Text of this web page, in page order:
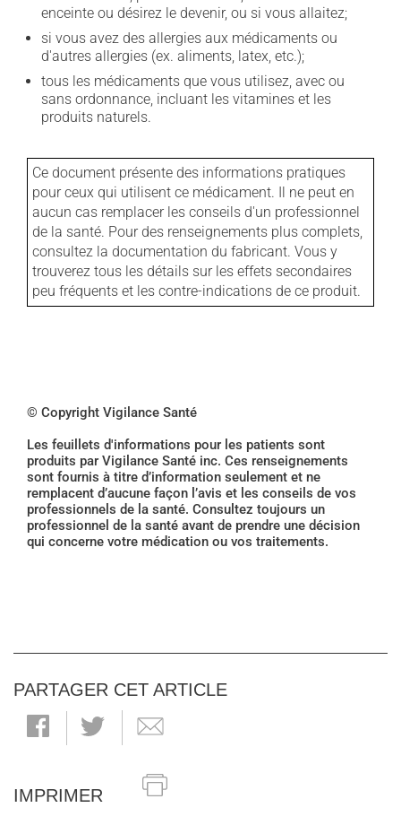
enceinte ou désirez le devenir, ou si vous allaitez;
si vous avez des allergies aux médicaments ou
d'autres allergies (ex. aliments, latex, etc.);
tous les médicaments que vous utilisez, avec ou
sans ordonnance, incluant les vitamines et les
produits naturels.
Ce document présente des informations pratiques
pour ceux qui utilisent ce médicament. Il ne peut en
aucun cas remplacer les conseils d'un professionnel
de la santé. Pour des renseignements plus complets,
consultez la documentation du fabricant. Vous y
trouverez tous les détails sur les effets secondaires
peu fréquents et les contre-indications de ce produit.
© Copyright Vigilance Santé
Les feuillets d'informations pour les patients sont
produits par Vigilance Santé inc. Ces renseignements
sont fournis à titre d’information seulement et ne
remplacent d’aucune façon l’avis et les conseils de vos
professionnels de la santé. Consultez toujours un
professionnel de la santé avant de prendre une décision
qui concerne votre médication ou vos traitements.
PARTAGER CET ARTICLE
IMPRIMER